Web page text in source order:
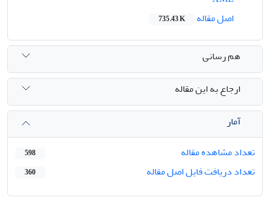
اصل مقاله
735.43 K
هم رسانی
ارجاع به این مقاله
آمار
تعداد مشاهده مقاله
598
تعداد دریافت فایل اصل مقاله 360